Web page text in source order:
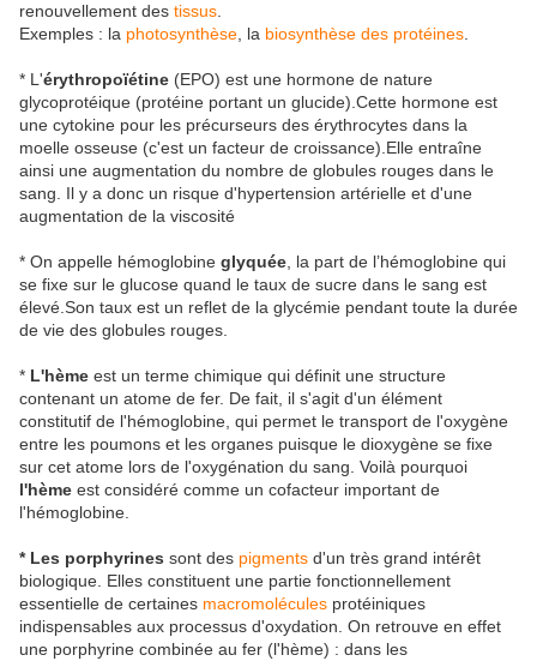
renouvellement des tissus
Exemples : la photosynthèse , la biosynthèse des protéines
* L'érythropoïétine (EPO) est une hormone de nature
glycoprotéique (protéine portant un glucide).Cette hormone est
une cytokine pour les précurseurs des érythrocytes dans la
moelle osseuse (c'est un facteur de croissance).Elle entraîne
ainsi une augmentation du nombre de globules rouges dans le
sang. Il y a donc un risque d'hypertension artérielle et d'une
augmentation de la viscosité
* On appelle hémoglobine glyquée , la part de l’hémoglobine qui
se fixe sur le glucose quand le taux de sucre dans le sang est
élevé.Son taux est un reflet de la glycémie pendant toute la durée
de vie des globules rouges.
* L'hème est un terme chimique qui définit une structure
contenant un atome de fer. De fait, il s'agit d'un élément
constitutif de l'hémoglobine, qui permet le transport de l'oxygène
entre les poumons et les organes puisque le dioxygène se fixe
sur cet atome lors de l'oxygénation du sang. Voilà pourquoi
l'hème est considéré comme un cofacteur important de
l'hémoglobine.
* Les porphyrines sont des pigments d'un très grand intérêt
biologique. Elles constituent une partie fonctionnellement
essentielle de certaines macromolécules protéiniques
indispensables aux processus d'oxydation. On retrouve en effet
une porphyrine combinée au fer (l'hème) : dans les